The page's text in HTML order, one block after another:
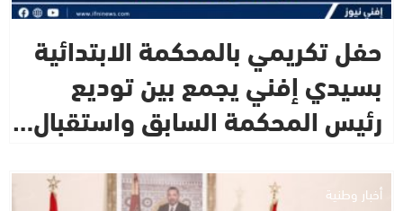
حفل تكريمي بالمحكمة الابتدائية
بسيدي إفني يجمع بين توديع
رئيس المحكمة السابق واستقبال…
أخبار وطنية